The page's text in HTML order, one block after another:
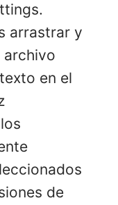
arrastrar y
archivo
en el
de